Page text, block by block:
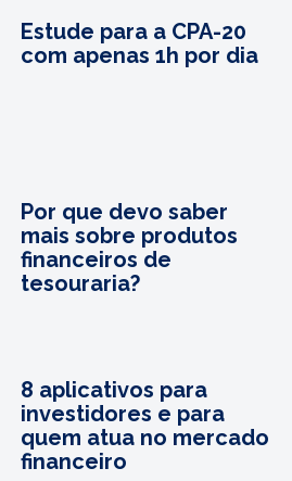
Estude para a CPA-20
com apenas 1h por dia
Por que devo saber
mais sobre produtos
financeiros de
tesouraria?
8 aplicativos para
investidores e para
quem atua no mercado
financeiro